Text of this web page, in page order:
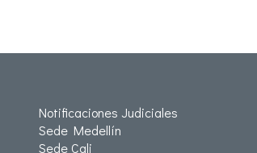
Notificaciones Judiciales
Sede Medellín
Sede Cali